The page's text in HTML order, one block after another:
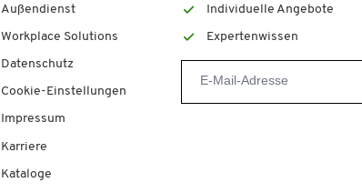
Außendienst
Workplace Solutions
Datenschutz
Cookie-Einstellungen
Impressum
Karriere
Kataloge
Individuelle Angebote
Expertenwissen